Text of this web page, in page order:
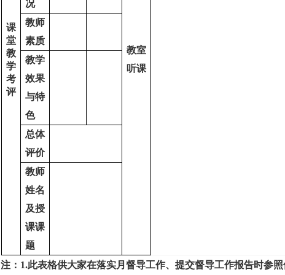
课
堂
教
学
考
评
教室
听课
况
教师
素质
教学
效果
与特
色
总体
评价
教师
姓名
及授
课课
题
注：1.此表格供大家在落实月督导工作、提交督导工作报告时参